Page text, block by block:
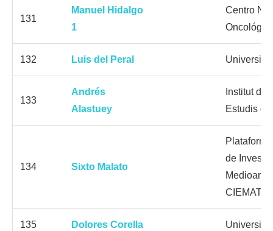
131
Manuel Hidalgo
1
Centro
132 Luis del Peral
133
Andrés
Alastuey
Institut de
Estudis
134 Sixto Malato
de
CIEMAT
135 Dolores Corella